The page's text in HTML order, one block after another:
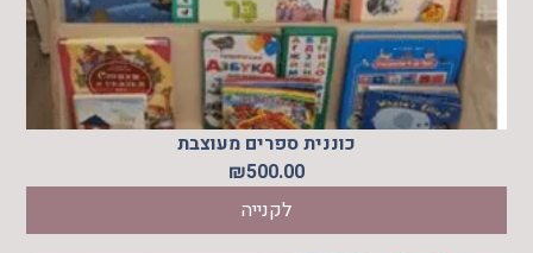
כוננית ספרים מעוצבת
₪500.00
לקנייה